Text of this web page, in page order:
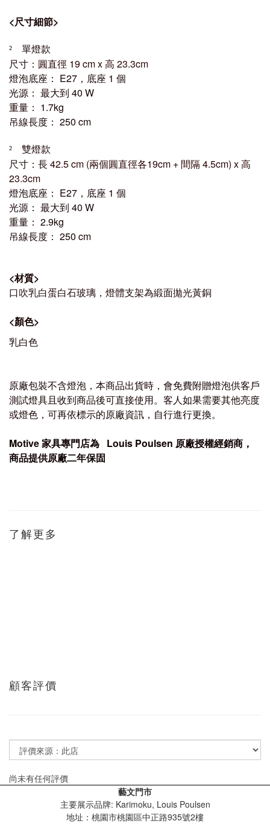
<尺寸細節>
² 單燈款
尺寸： 圓直徑 19 cm x高 23.3cm
燈泡底座： E27 ，底座 1 個
光源： 最大到 40 W
重量： 1.7kg
吊線長度： 250 cm
² 雙燈款
尺寸：長42.5 cm (兩個圓直徑各19cm + 間隔 4.5cm) x高
23.3cm
燈泡底座： E27 ，底座 1 個
光源： 最大到 40 W
重量： 2.9kg
吊線長度： 250 cm
<材質>
口吹乳白蛋白石玻璃，燈體支架為緞面拋光黃銅
<顏色>
乳白色
原廠包裝不含燈泡，本商品出貨時，會免費附贈燈泡供客戶
測試燈具且收到商品後可直接使用。客人如果需要其他亮度
或燈色，可再依標示的原廠資訊，自行進行更換。
Motive家具專門店為 Louis Poulsen 原廠授權經銷商，
商品提供原廠二年保固
了解更多
顧客評價
尚未有任何評價
藝文門市
主要展示品牌: Karimoku, Louis Poulsen
地址：桃園市桃園區中正路935號2樓